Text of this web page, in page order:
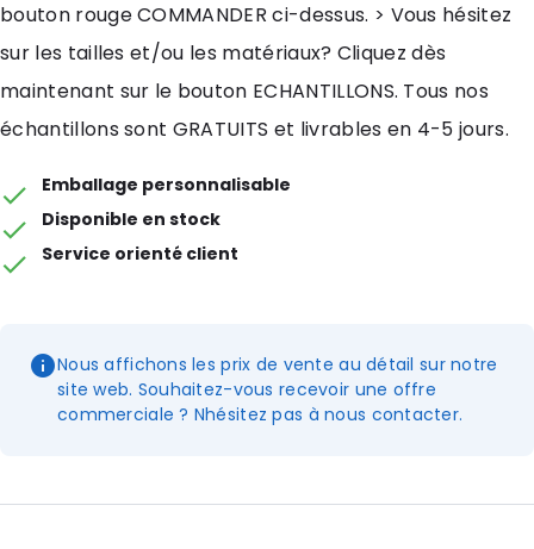
bouton rouge COMMANDER ci-dessus. > Vous hésitez
sur les tailles et/ou les matériaux? Cliquez dès
maintenant sur le bouton ECHANTILLONS. Tous nos
échantillons sont GRATUITS et livrables en 4-5 jours.
Emballage personnalisable
Disponible en stock
Service orienté client
Nous affichons les prix de vente au détail sur notre
site web. Souhaitez-vous recevoir une offre
commerciale ? Nhésitez pas à nous contacter.